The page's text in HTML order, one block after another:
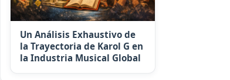
Un Análisis Exhaustivo de
la Trayectoria de Karol G en
la Industria Musical Global